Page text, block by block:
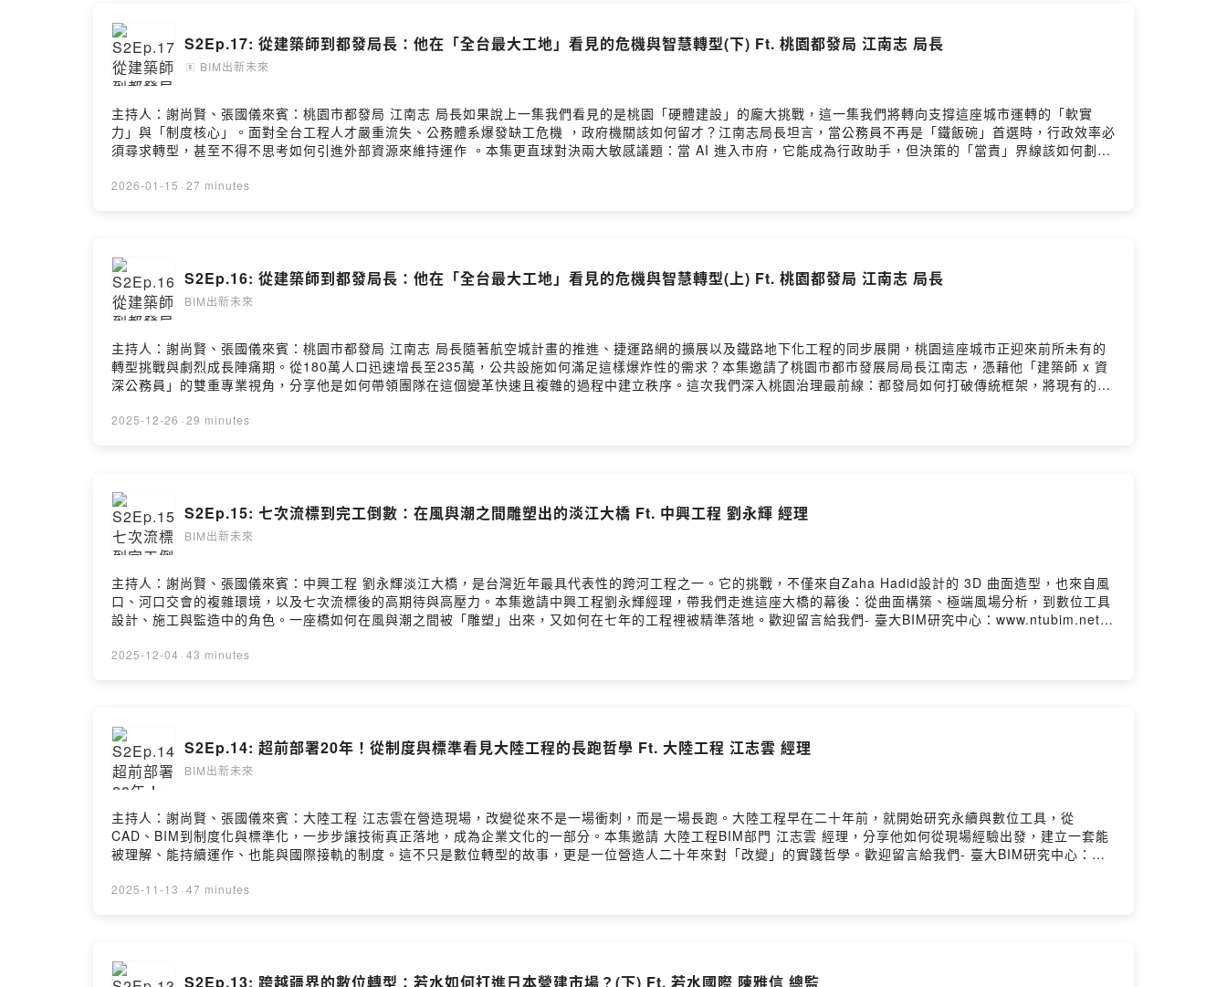
S2Ep.17: 從建築師到都發局長：他在「全台最大工地」看見的危機與智慧轉型(下) Ft. 桃園都發局 江南志 局長
🄴 BIM出新未來
主持人：謝尚賢、張國儀來賓：桃園市都發局 江南志 局長如果說上一集我們看見的是桃園「硬體建設」的龐大挑戰，這一集我們將轉向支撐這座城市運轉的「軟實
力」與「制度核心」。面對全台工程人才嚴重流失、公務體系爆發缺工危機 ，政府機關該如何留才？江南志局長坦言，當公務員不再是「鐵飯碗」首選時，行政效率必
須尋求轉型，甚至不得不思考如何引進外部資源來維持運作 。本集更直球對決兩大敏感議題：當 AI 進入市府，它能成為行政助手，但決策的「當責」界線該如何劃
機制 ，為不想躺平、卻又買不起房的中產年輕家庭，開闢第三條路。從內部的行政運作挑戰到外部的住宅政策規劃，本集藉由局長的實務經驗分享，帶大家了解城市治
2026-01-15 · 27 minutes
S2Ep.16: 從建築師到都發局長：他在「全台最大工地」看見的危機與智慧轉型(上) Ft. 桃園都發局 江南志 局長
BIM出新未來
主持人：謝尚賢、張國儀來賓：桃園市都發局 江南志 局長隨著航空城計畫的推進、捷運路網的擴展以及鐵路地下化工程的同步展開，桃園這座城市正迎來前所未有的
轉型挑戰與劇烈成長陣痛期。從180萬人口迅速增長至235萬，公共設施如何滿足這樣爆炸性的需求？本集邀請了桃園市都市發展局局長江南志，憑藉他「建築師 x 資
深公務員」的雙重專業視角，分享他是如何帶領團隊在這個變革快速且複雜的過程中建立秩序。這次我們深入桃園治理最前線：都發局如何打破傳統框架，將現有的2D
問題的家長與地方民意代表，最終實現兼顧安全與便利的雙贏局面？在面對這塊被喻為「全台最大工地」的城市挑戰時，科技不僅僅是一種工具，更成為溝通與決策過
2025-12-26 · 29 minutes
S2Ep.15: 七次流標到完工倒數：在風與潮之間雕塑出的淡江大橋 Ft. 中興工程 劉永輝 經理
BIM出新未來
主持人：謝尚賢、張國儀來賓：中興工程 劉永輝淡江大橋，是台灣近年最具代表性的跨河工程之一。它的挑戰，不僅來自Zaha Hadid設計的 3D 曲面造型，也來自風
口、河口交會的複雜環境，以及七次流標後的高期待與高壓力。本集邀請中興工程劉永輝經理，帶我們走進這座大橋的幕後：從曲面構築、極端風場分析，到數位工具
設計、施工與監造中的角色。一座橋如何在風與潮之間被「雕塑」出來，又如何在七年的工程裡被精準落地。歡迎留言給我們- 臺大BIM研究中心：www.ntubim.net-
2025-12-04 · 43 minutes
S2Ep.14: 超前部署20年！從制度與標準看見大陸工程的長跑哲學 Ft. 大陸工程 江志雲 經理
BIM出新未來
主持人：謝尚賢、張國儀來賓：大陸工程 江志雲在營造現場，改變從來不是一場衝刺，而是一場長跑。大陸工程早在二十年前，就開始研究永續與數位工具，從
CAD、BIM到制度化與標準化，一步步讓技術真正落地，成為企業文化的一部分。本集邀請 大陸工程BIM部門 江志雲 經理，分享他如何從現場經驗出發，建立一套能
被理解、能持續運作、也能與國際接軌的制度。這不只是數位轉型的故事，更是一位營造人二十年來對「改變」的實踐哲學。歡迎留言給我們- 臺大BIM研究中心：
https://www.youtube.com/@NTUBIMCenter
2025-11-13 · 47 minutes
S2Ep.13: 跨越疆界的數位轉型：若水如何打進日本營建市場？(下) Ft. 若水國際 陳雅信 總監